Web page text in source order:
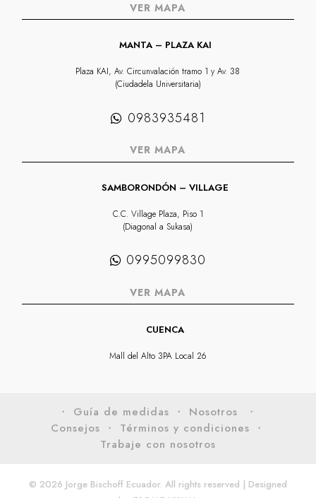
VER MAPA
MANTA – PLAZA KAI
Plaza KAI, Av. Circunvalación tramo 1 y Av. 38
(Ciudadela Universitaria)
0983935481
VER MAPA
SAMBORONDÓN – VILLAGE
C.C. Village Plaza, Piso 1
(Diagonal a Sukasa)
0995099830
VER MAPA
CUENCA
Mall del Alto 3PA Local 26
・ Guía de medidas ・ Nosotros
・
Consejos ・ Términos y condiciones ・
Trabaje con nosotros
© 2026 Jorge Bischoff Ecuador. All rights reserved | Designed